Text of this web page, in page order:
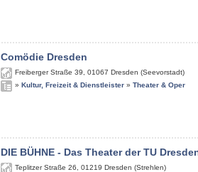
Comödie Dresden
Freiberger Straße 39 01067 Dresden (Seevorstadt)
» Kultur, Freizeit & Dienstleister » Theater & Oper
DIE BÜHNE - Das Theater der TU
Teplitzer Straße 26 01219 Dresden (Strehlen)